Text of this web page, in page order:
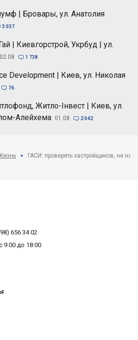
| Бровары, ул. Анатолия
3 037
| Киевгорстрой, Укрбуд | ул.
02.08  1 738
Development | Киев, ул. Николая
 76
Житло-Інвест | Киев, ул.
Алейхема 01.08  2 042
656 34 02
9:00 до 18:00